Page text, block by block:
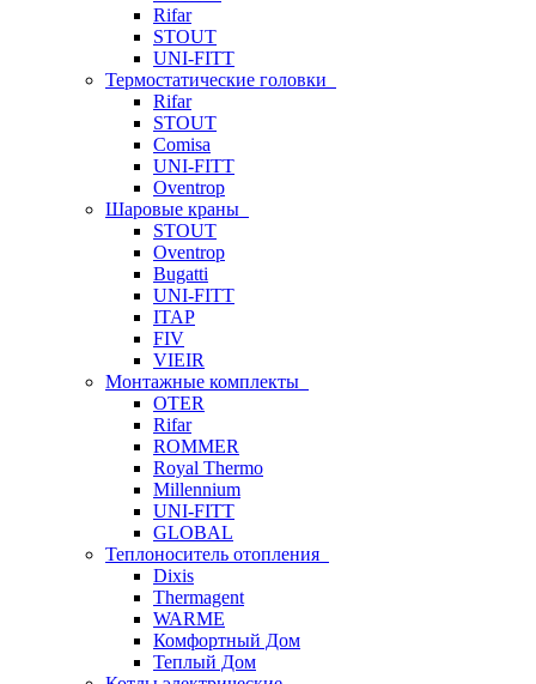
Rifar
STOUT
UNI-FITT
Термостатические головки
Rifar
STOUT
Comisa
UNI-FITT
Oventrop
Шаровые краны
STOUT
Oventrop
Bugatti
UNI-FITT
ITAP
FIV
VIEIR
Монтажные комплекты
OTER
Rifar
ROMMER
Royal Thermo
Millennium
UNI-FITT
GLOBAL
Теплоноситель отопления
Dixis
Thermagent
WARME
Комфортный Дом
Теплый Дом